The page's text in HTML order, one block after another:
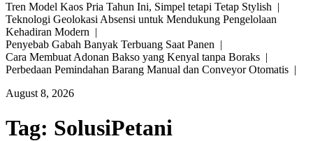
Tren Model Kaos Pria Tahun Ini, Simpel tetapi Tetap Stylish |
Teknologi Geolokasi Absensi untuk Mendukung Pengelolaan
Kehadiran Modern |
Penyebab Gabah Banyak Terbuang Saat Panen |
Cara Membuat Adonan Bakso yang Kenyal tanpa Boraks |
Perbedaan Pemindahan Barang Manual dan Conveyor Otomatis |
August 8, 2026
Tag: SolusiPetani